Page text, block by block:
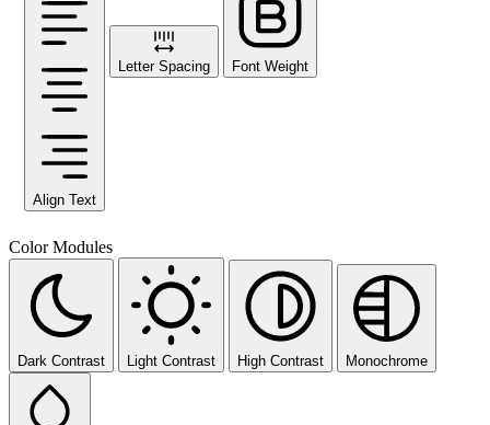
Align Text
Letter Spacing Font Weight
Color Modules
Dark Contrast Light Contrast High Contrast Monochrome